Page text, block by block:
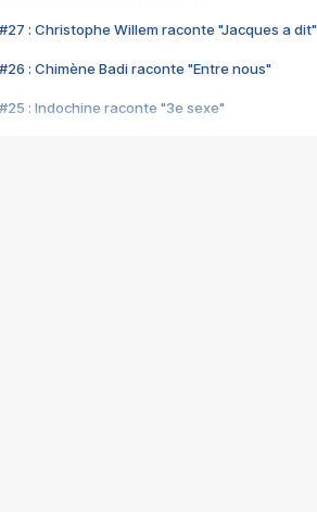
#27 : Christophe Willem raconte "Jacques a dit"
#26 : Chimène Badi raconte "Entre nous"
#25 : Indochine raconte "3e sexe"